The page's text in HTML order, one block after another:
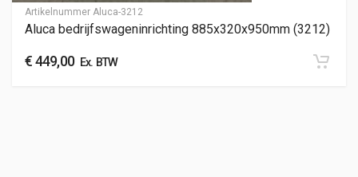
Artikelnummer Aluca-3212
Aluca bedrijfswageninrichting 885x320x950mm (3212)
€449,00Ex. BTW